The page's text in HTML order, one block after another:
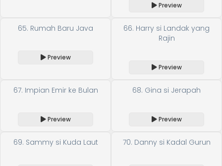
Preview
65. Rumah Baru Java
Preview
66. Harry si Landak yang
Rajin
Preview
67. Impian Emir ke Bulan
Preview
68. Gina si Jerapah
Preview
69. Sammy si Kuda Laut 70. Danny si Kadal Gurun